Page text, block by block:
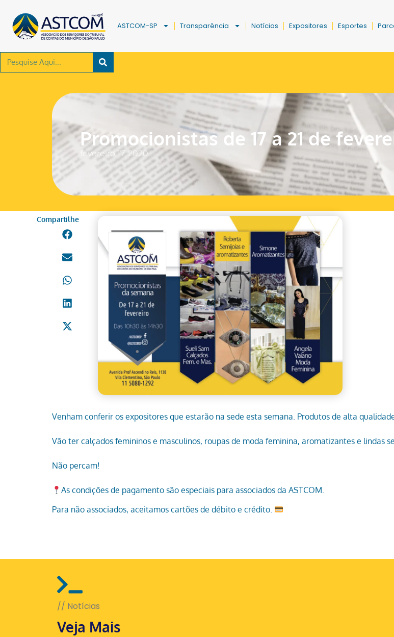
ASTCOM-SP Transparência Notícias Expositores Esportes
Promocionistas de 17 a 21 de
fevereiro 17, 2020
Compartilhe
Venham conferir os expositores que estarão na sede esta semana. Produtos de alta
Vão ter calçados femininos e masculinos, roupas de moda feminina, aromatizantes e lindas
Não percam!
As condições de pagamento são especiais para associados da ASTCOM.
Para não associados, aceitamos cartões de débito e crédito.
// Notícias
Veja Mais